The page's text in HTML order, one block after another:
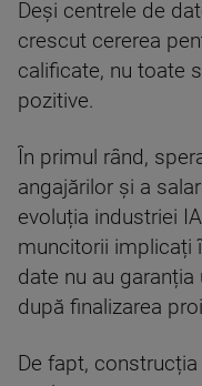
Deși centrele de
crescut cererea
calificate, nu toate
pozitive.
În primul rând,
angajărilor și a
evoluția industriei
muncitorii implicați
date nu au
după finalizarea
De fapt,